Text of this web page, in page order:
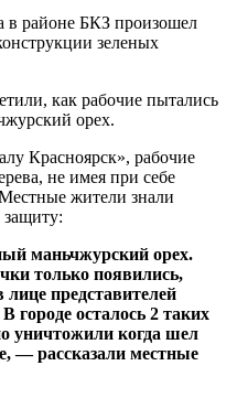
районе БКЗ произошел
зеленых
как рабочие пытались
орех.
Красноярск», рабочие
не имея при себе
жители знали
защиту:
маньчжурский орех.
только появились,
представителей
городе осталось 2 таких
уничтожили когда шел
— рассказали местные